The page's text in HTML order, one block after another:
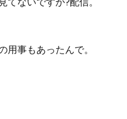
用事もあったんで。